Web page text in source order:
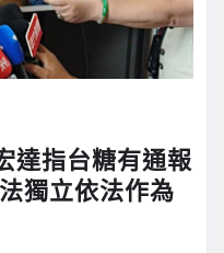
達指台糖有通報
獨立依法作為